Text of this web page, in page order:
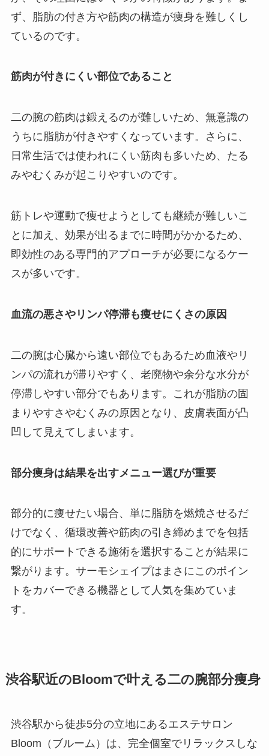
ず、脂肪の付き方や筋肉の構造が痩身を難しくし
ているのです。
筋肉が付きにくい部位であること
二の腕の筋肉は鍛えるのが難しいため、無意識の
うちに脂肪が付きやすくなっています。さらに、
日常生活では使われにくい筋肉も多いため、たる
みやむくみが起こりやすいのです。
筋トレや運動で痩せようとしても継続が難しいこ
とに加え、効果が出るまでに時間がかかるため、
即効性のある専門的アプローチが必要になるケー
スが多いです。
血流の悪さやリンパ停滞も痩せにくさの原因
二の腕は心臓から遠い部位でもあるため血液やリ
ンパの流れが滞りやすく、老廃物や余分な水分が
停滞しやすい部分でもあります。これが脂肪の固
まりやすさやむくみの原因となり、皮膚表面が凸
凹して見えてしまいます。
部分痩身は結果を出すメニュー選びが重要
部分的に痩せたい場合、単に脂肪を燃焼させるだ
けでなく、循環改善や筋肉の引き締めまでを包括
的にサポートできる施術を選択することが結果に
繋がります。サーモシェイプはまさにこのポイン
トをカバーできる機器として人気を集めていま
す。
渋谷駅近のBloomで叶える二の腕部分痩身
渋谷駅から徒歩5分の立地にあるエステサロン
Bloom（ブルーム）は、完全個室でリラックスしな